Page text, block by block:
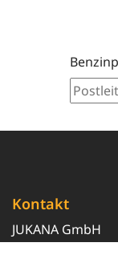
Kontakt
JUKANA GmbH